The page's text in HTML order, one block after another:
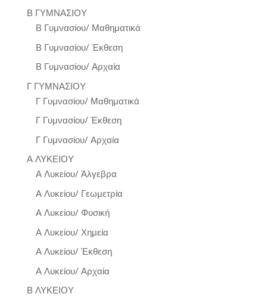
Β ΓΥΜΝΑΣΙΟΥ
Β Γυμνασίου/ Μαθηματικά
Β Γυμνασίου/ Έκθεση
Β Γυμνασίου/ Αρχαία
Γ ΓΥΜΝΑΣΙΟΥ
Γ Γυμνασίου/ Μαθηματικά
Γ Γυμνασίου/ Έκθεση
Γ Γυμνασίου/ Αρχαία
Α ΛΥΚΕΙΟΥ
Α Λυκείου/ Άλγεβρα
Α Λυκείου/ Γεωμετρία
Α Λυκείου/ Φυσική
Α Λυκείου/ Χημεία
Α Λυκείου/ Έκθεση
Α Λυκείου/ Αρχαία
Β ΛΥΚΕΙΟΥ